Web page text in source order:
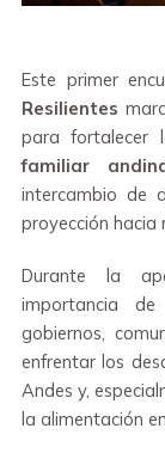
Este primer
Resilientes
para fortalecer
familiar
intercambio de
proyección hacia
Durante la
importancia
gobiernos,
enfrentar los
Andes y,
la alimentación